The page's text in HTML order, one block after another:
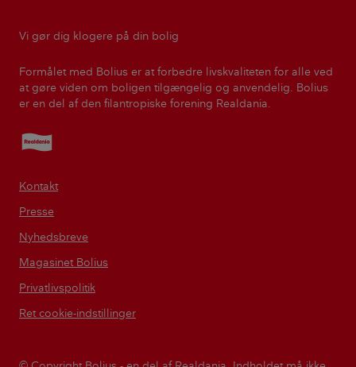
Vi gør dig klogere på din bolig
Formålet med Bolius er at forbedre livskvaliteten for alle ved
at gøre viden om boligen tilgængelig og anvendelig. Bolius
er en del af den filantropiske forening Realdania.
Realdania
Kontakt
Presse
Nyhedsbreve
Magasinet Bolius
Privatlivspolitik
Ret cookie-indstillinger